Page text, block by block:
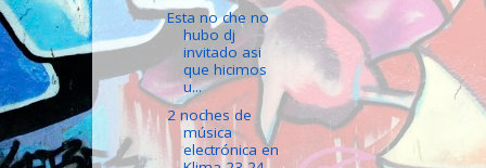
Esta no che no
hubo dj
invitado asi
que hicimos
u...
2 noches de
música
electrónica en